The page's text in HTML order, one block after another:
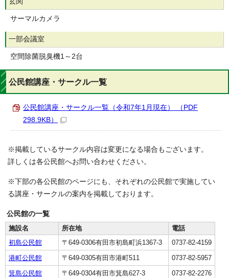
サーマルカメラ
一部会議室
空間除菌脱臭機1～2台
公民館講座・サークル一覧
公民館講座・サークル一覧（令和7年1月現在） （PDF
298.9KB）
※掲載しているサークル内容は変更になる場合もございます。
詳しくは各公民館へお問い合わせください。
※下部の各公民館のページにも、それぞれの公民館で実施してい
る講座・サークルの案内を掲載しております。
公民館の一覧
施設名
所在地
電話
初島公民館
〒649-0306有田市初島町浜1367-3
0737-82-4159
港町公民館
〒649-0305有田市港町511
0737-82-5957
箕島公民館
〒649-0304有田市箕島627-3
0737-82-2276